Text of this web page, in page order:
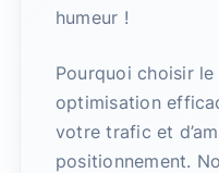
humeur !
Pourquoi choisir le
optimisation
votre trafic et
positionnement.